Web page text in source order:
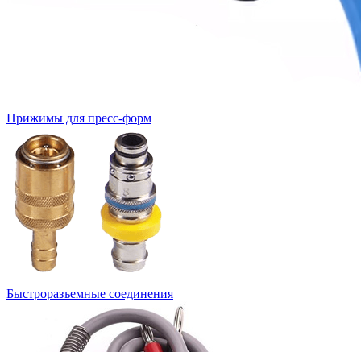
Прижимы для пресс-форм
Быстроразъемные соединения